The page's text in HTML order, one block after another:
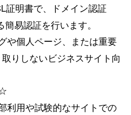
証明書で、ドメイン認証
簡易認証を行います。
や個人ページ、または重要
りしないビジネスサイト向
利用や試験的なサイトでの